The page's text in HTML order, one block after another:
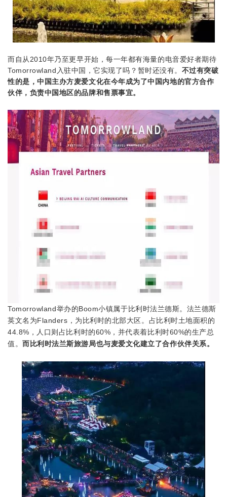
而自从2010年乃至更早开始，每一年都有海量的电音爱好者期待
Tomorrowland入驻中国，它实现了吗？暂时还没有。 不过有突破
性的是，中国主办方麦爱文化在今年成为了中国内地的官方合作
伙伴，负责中国地区的品牌和售票事宜。
Tomorrowland举办的Boom小镇属于比利时法兰德斯。法兰德斯
英文名为Flanders，为比利时的北部大区。占比利时土地面积的
44.8%，人口则占比利时的60%，并代表着比利时60%的生产总
值。而比利时法兰斯旅游局也与麦爱文化建立了合作伙伴关系。